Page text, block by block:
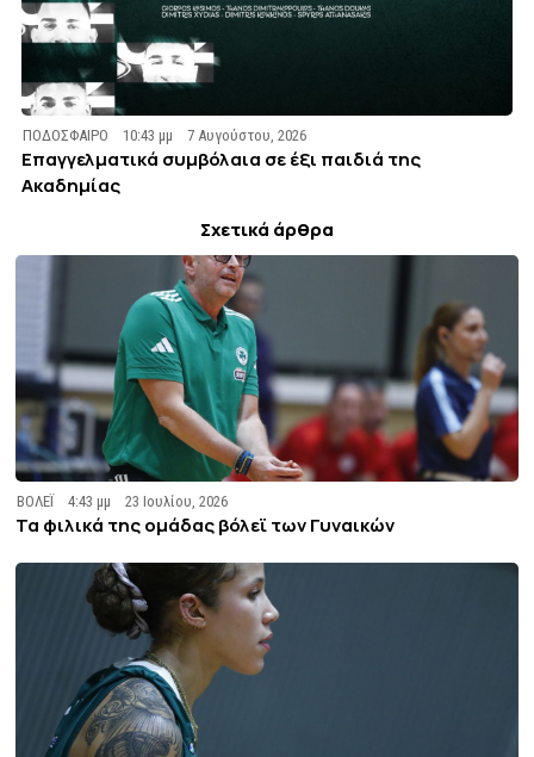
ΠΟΔΟΣΦΑΙΡΟ 10:43 μμ 7 Αυγούστου, 2026
Επαγγελματικά συμβόλαια σε έξι παιδιά της
Ακαδημίας
Σχετικά άρθρα
ΒΟΛΕΪ 4:43 μμ 23 Ιουλίου, 2026
Τα φιλικά της ομάδας βόλεϊ των Γυναικών